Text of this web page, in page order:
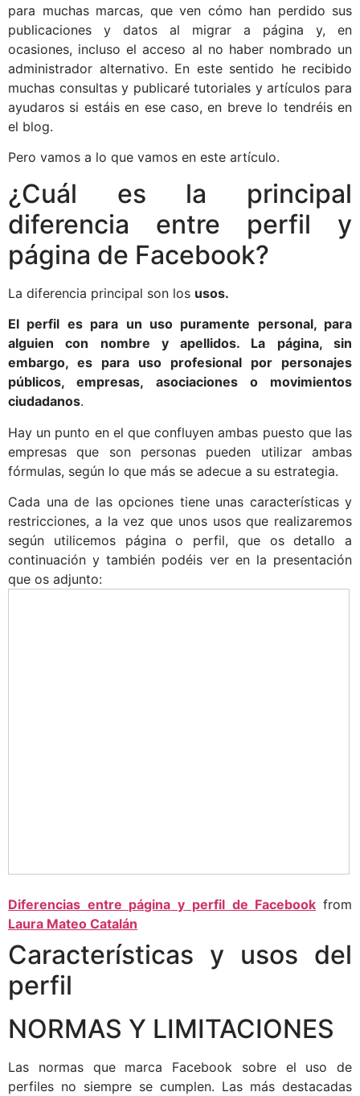
para muchas marcas, que ven cómo han perdido sus
publicaciones y datos al migrar a página y, en
ocasiones, incluso el acceso al no haber nombrado un
administrador alternativo. En este sentido he recibido
muchas consultas y publicaré tutoriales y artículos para
ayudaros si estáis en ese caso, en breve lo tendréis en
el blog.
Pero vamos a lo que vamos en este artículo.
¿Cuál es la principal
diferencia entre perfil y
página de Facebook?
La diferencia principal son los usos.
El perfil es para un uso puramente personal, para
alguien con nombre y apellidos. La página, sin
embargo, es para uso profesional por personajes
públicos, empresas, asociaciones o movimientos
ciudadanos.
Hay un punto en el que confluyen ambas puesto que las
empresas que son personas pueden utilizar ambas
fórmulas, según lo que más se adecue a su estrategia.
Cada una de las opciones tiene unas características y
restricciones, a la vez que unos usos que realizaremos
según utilicemos página o perfil, que os detallo a
continuación y también podéis ver en la presentación
que os adjunto:
Diferencias entre página y perfil de Facebook from
Laura Mateo Catalán
Características y usos del
perfil
NORMAS Y LIMITACIONES
Las normas que marca Facebook sobre el uso de
perfiles no siempre se cumplen. Las más destacadas